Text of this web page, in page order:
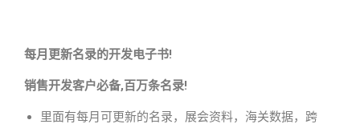
每月更新名录的开发电子书!
销售开发客户必备,百万条名录!
里面有每月可更新的名录，展会资料，海关数据，跨